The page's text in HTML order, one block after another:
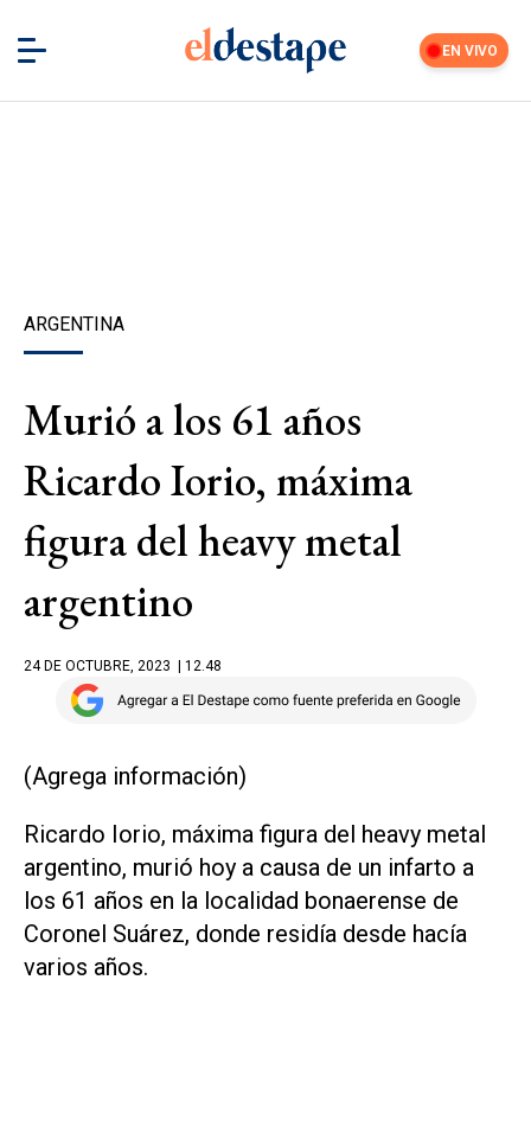
EN VIVO
ARGENTINA
Murió a los 61 años
Ricardo Iorio, máxima
figura del heavy metal
argentino
24 DE OCTUBRE, 2023 | 12.48
(Agrega información)
Ricardo Iorio, máxima figura del heavy metal
argentino, murió hoy a causa de un infarto a
los 61 años en la localidad bonaerense de
Coronel Suárez, donde residía desde hacía
varios años.